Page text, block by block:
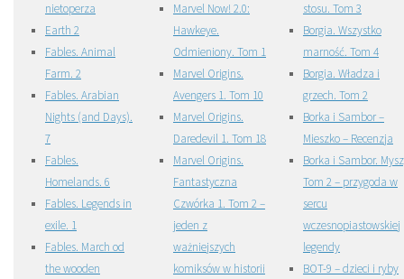
nietoperza
Earth 2
Fables. Animal
Farm. 2
Fables. Arabian
Nights (and Days).
7
Fables.
Homelands. 6
Fables. Legends in
exile. 1
Fables. March od
the wooden
Marvel Now! 2.0:
Hawkeye.
Odmieniony. Tom 1
Marvel Origins.
Avengers 1. Tom 10
Marvel Origins.
Daredevil 1. Tom 18
Marvel Origins.
Fantastyczna
Czwórka 1. Tom 2 –
jeden z
ważniejszych
komiksów w historii
stosu. Tom 3
Borgia. Wszystko
marność. Tom 4
Borgia. Władza i
grzech. Tom 2
Borka i Sambor –
Mieszko – Recenzja
Borka i Sambor.
Tom 2 – przygoda w
sercu
wczesnopiastowskiej
legendy
BOT-9 – dzieci i ryby